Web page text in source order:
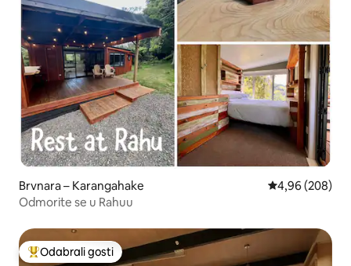
Brvnara – Karangahake Prosječna
4,96 (208)
Odmorite se u Rahuu
Među najviše rangiranima s oznakom „Odabrali gosti”
Odabrali gosti